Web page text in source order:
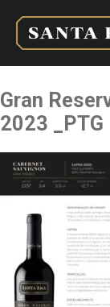
Gran
2023 _PTG